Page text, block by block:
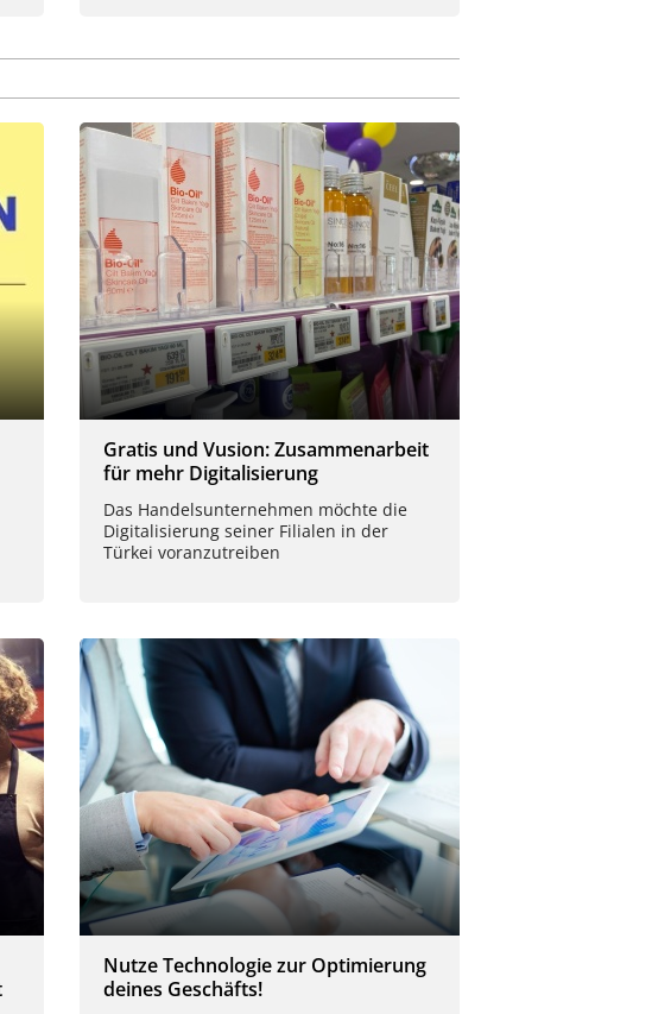
Gratis und Vusion: Zusammenarbeit
für mehr Digitalisierung
Das Handelsunternehmen möchte die
Digitalisierung seiner Filialen in der
Türkei voranzutreiben
Nutze Technologie zur Optimierung
deines Geschäfts!